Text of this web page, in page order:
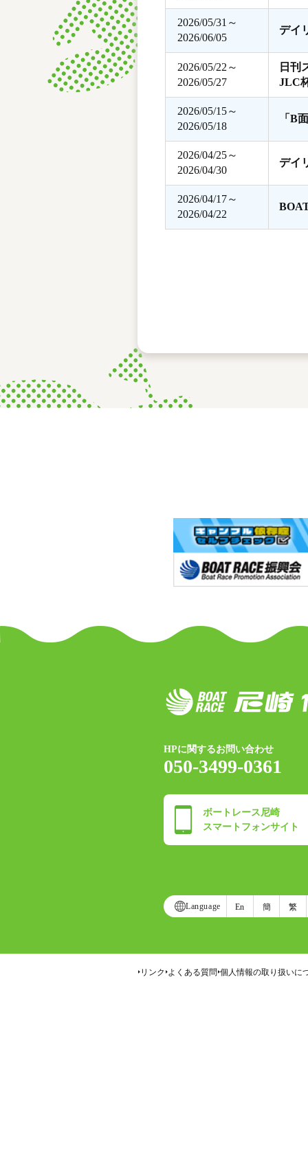
2026/05/31～
2026/06/05
デイ
2026/05/22～
2026/05/27
日刊
JLC
2026/05/15～
2026/05/18
「B
2026/04/25～
2026/04/30
デイ
2026/04/17～
2026/04/22
HPに関するお問い合わせ
050-3499-0361
ボートレース尼崎
スマートフォンサイト
Language En 簡 繁
リンク よくある質問 個人情報の取り扱いに